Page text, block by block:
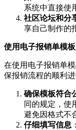
系统中直接使
社区论坛和分
享自己制作的
使用电子报销单模
在使用电子报销单
保报销流程的顺利进
确保模板符合
同的规定，使
避免因格式不
仔细填写信息